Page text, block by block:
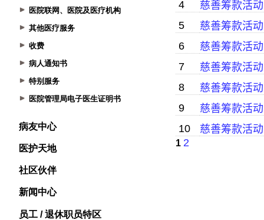
医院联网、医院及医疗机构
其他医疗服务
收费
病人通知书
特别服务
医院管理局电子医生证明书
病友中心
医护天地
社区伙伴
新闻中心
员工 / 退休职员特区